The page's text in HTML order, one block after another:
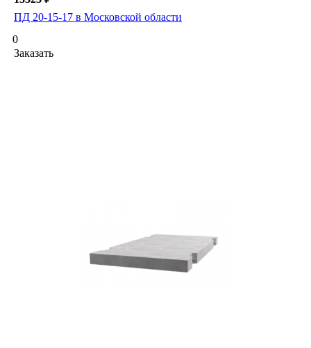
ПД 20-15-17 в Московской области
0
Заказать